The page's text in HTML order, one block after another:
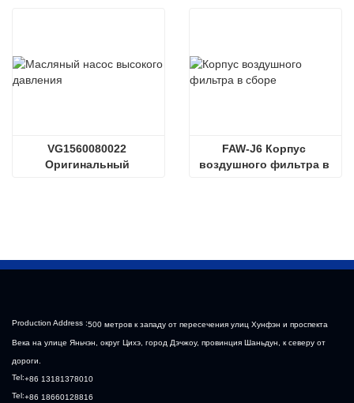
VG1560080022
Оригинальный
FAW-J6 Корпус
воздушного фильтра в
буксирующих
Production Address :500 метров к западу от пересечения улиц Хунфэн и проспекта
Века на улице Яньчэн, округ Цихэ, город Дэчжоу, провинция Шаньдун, к северу от
дороги.
Tel:+86 13181378010
Tel:+86 18660128816